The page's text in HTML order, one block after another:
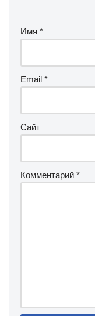
Имя *
Email *
Сайт
Комментарий *